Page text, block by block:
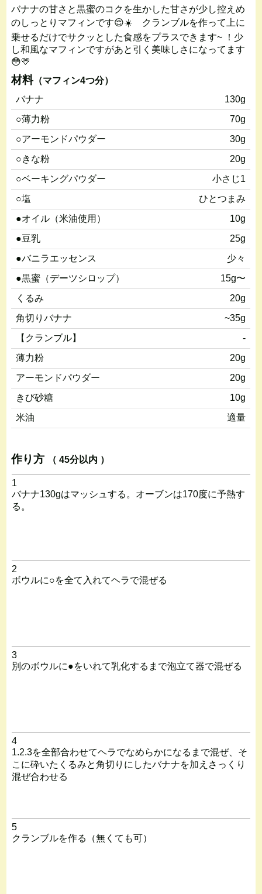
バナナの甘さと黒蜜のコクを生かした甘さが少し控えめ
のしっとりマフィンです😌☀️ クランブルを作って上に
乗せるだけでサクッとした食感をプラスできます~ ！少
し和風なマフィンですがあと引く美味しさになってます
😳💛
材料（マフィン4つ分）
バナナ
130g
○薄力粉
70g
○アーモンドパウダー
30g
○きな粉
20g
○ベーキングパウダー
小さじ1
○塩
ひとつまみ
●オイル（米油使用）
10g
●豆乳
25g
●バニラエッセンス
少々
●黒蜜（デーツシロップ）
15g〜
くるみ
20g
角切りバナナ
~35g
【クランブル】
-
薄力粉
20g
アーモンドパウダー
20g
きび砂糖
10g
米油
適量
作り方 （ 45分以内 ）
1
バナナ130gはマッシュする。オーブンは170度に予熱す
る。
2
ボウルに○を全て入れてヘラで混ぜる
3
別のボウルに●をいれて乳化するまで泡立て器で混ぜる
4
1.2.3を全部合わせてヘラでなめらかになるまで混ぜ、そ
こに砕いたくるみと角切りにしたバナナを加えさっくり
混ぜ合わせる
5
クランブルを作る（無くても可）